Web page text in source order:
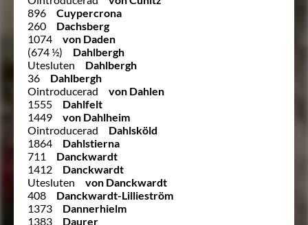
896
Cuypercrona
260
Dachsberg
1074
von Daden
(674 ½)
Dahlbergh
Utesluten
Dahlbergh
36
Dahlbergh
Ointroducerad
von Dahlen
1555
Dahlfelt
1449
von Dahlheim
Ointroducerad
Dahlsköld
1864
Dahlstierna
711
Danckwardt
1412
Danckwardt
Utesluten
von Danckwardt
408
Danckwardt-Lillieström
1373
Dannerhielm
1383
Daurer